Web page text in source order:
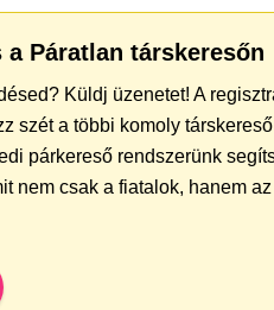
Páratlan társkeresőn
Küldj üzenetet! A
szét a többi komoly
párkereső rendszerünk
nem csak a fiatalok, hanem